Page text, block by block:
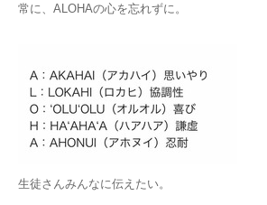
常に、ALOHAの心を忘れずに。
生徒さんみんなに伝えたい。